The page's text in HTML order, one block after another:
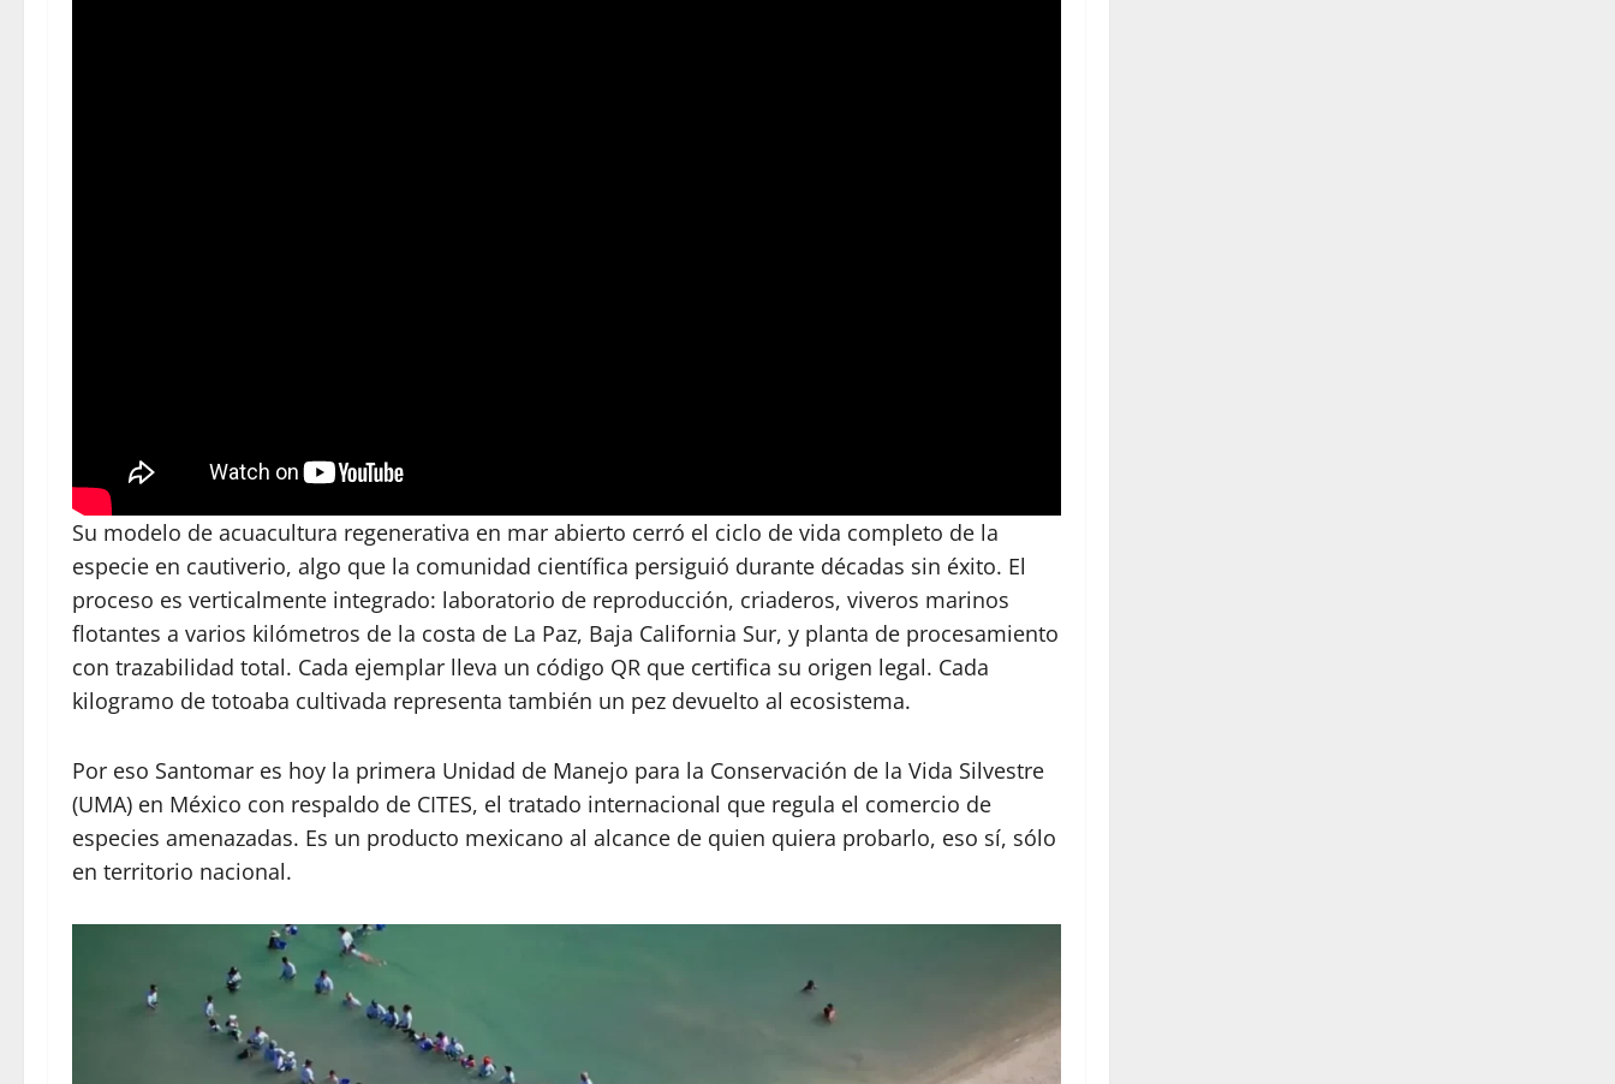
Su modelo de acuacultura regenerativa en mar abierto cerró el ciclo de vida completo de la
especie en cautiverio, algo que la comunidad científica persiguió durante décadas sin éxito. El
proceso es verticalmente integrado: laboratorio de reproducción, criaderos, viveros marinos
flotantes a varios kilómetros de la costa de La Paz, Baja California Sur, y planta de procesamiento
con trazabilidad total. Cada ejemplar lleva un código QR que certifica su origen legal. Cada
kilogramo de totoaba cultivada representa también un pez devuelto al ecosistema.
Por eso Santomar es hoy la primera Unidad de Manejo para la Conservación de la Vida Silvestre
(UMA) en México con respaldo de CITES, el tratado internacional que regula el comercio de
especies amenazadas. Es un producto mexicano al alcance de quien quiera probarlo, eso sí, sólo
en territorio nacional.